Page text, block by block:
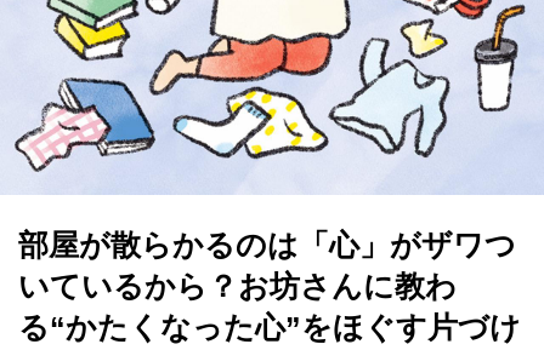
部屋が散らかるのは「心」がザワつ
いているから？お坊さんに教わ
る“かたくなった心”をほぐす片づけ